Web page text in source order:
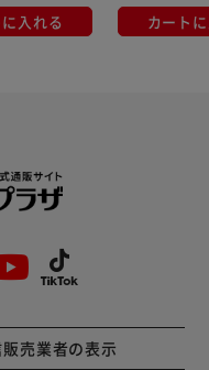
入れる カート
売業者の表示